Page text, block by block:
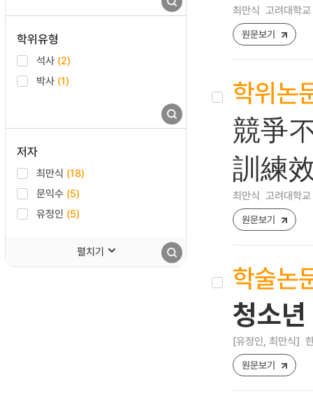
학위유형
석사 (2)
박사 (1)
저자
최만식 (18)
문익수 (5)
유정인 (5)
펼치기
최만식 고려대학
원문보기
학위논
競爭
訓練
최만식 고려대학
원문보기
학술논
청소
[유정인, 최만식]
원문보기